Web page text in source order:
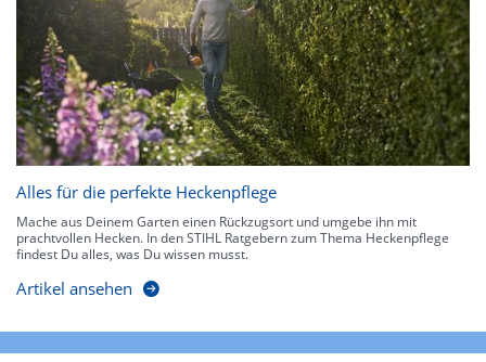
Alles für die perfekte Heckenpflege
Mache aus Deinem Garten einen Rückzugsort und umgebe ihn mit
prachtvollen Hecken. In den STIHL Ratgebern zum Thema Heckenpflege
findest Du alles, was Du wissen musst.
Artikel ansehen